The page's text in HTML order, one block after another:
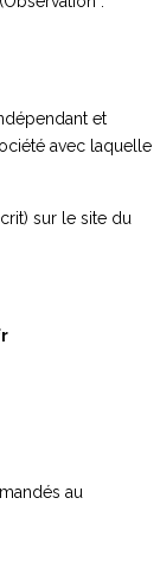
et
avec laquelle
sur le site du
au